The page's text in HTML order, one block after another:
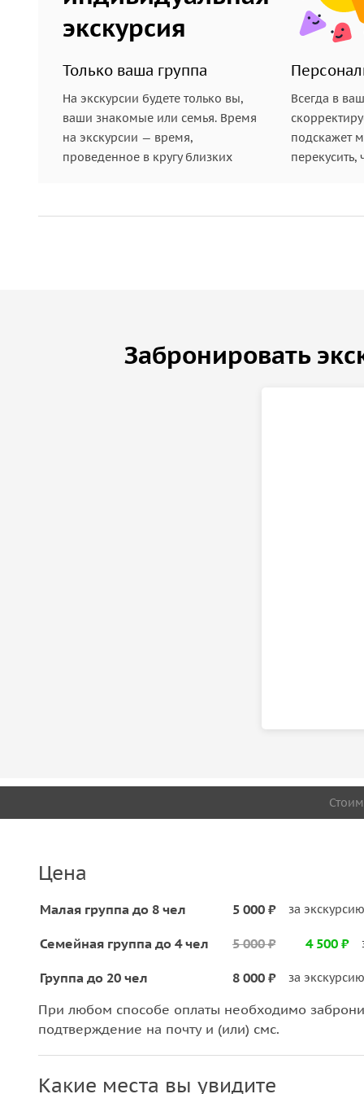
экскурсия
Только ваша группа
На экскурсии будете только вы,
ваши знакомые или семья. Время
на экскурсии — время,
проведенное в кругу близких
Всегда в
подскажет
перекусить,
Забронировать
Цена
Малая группа до 8 чел 5 000 ₽ за экскурсию
Семейная группа до 4 чел 5 000 ₽ 4 500 ₽
Группа до 20 чел 8 000 ₽ за экскурсию
При любом способе оплаты необходимо
подтверждение на почту и (или) смс.
Какие места вы увидите